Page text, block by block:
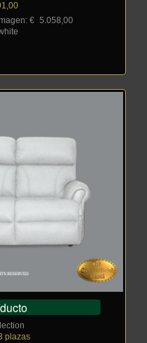
€ 5.058,00
plazas